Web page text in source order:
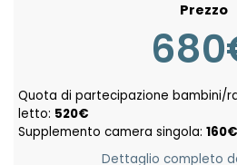
Prezzo
Quota di partecipazione bambini/
letto: 520€
Supplemento camera singola: 160€
Dettaglio completo